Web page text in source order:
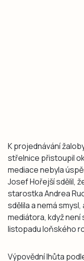
K projednávání
střelnice přistoupil
mediace nebyla
Josef Hořejší sdělil,
starostka Andrea
sdělila a nemá
mediátora, když není
listopadu loňského
Výpovědní lhůta